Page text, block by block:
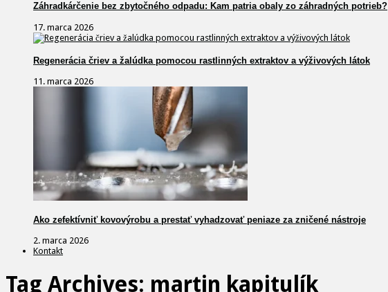
Záhradkárčenie bez zbytočného odpadu: Kam patria obaly zo záhradných potrieb?
17. marca 2026
Regenerácia čriev a žalúdka pomocou rastlinných extraktov a výživových látok
11. marca 2026
Ako zefektívniť kovovýrobu a prestať vyhadzovať peniaze za zničené nástroje
2. marca 2026
Kontakt
Tag Archives: martin kapitulík